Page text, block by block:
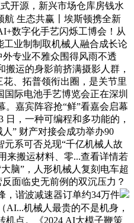
开源，新兴市场仓库房钱水
航 生态共赢〡埃斯顿携全新
数字化手艺闪烁工博会！从
工业制制取机械人融合成长论
专业不雅众围得风雨不透
运的身影前挤满摄影人群，
、拓普领衔出圈，是关节里
国际电池手艺博览会正在深圳
。嘉宾阵容抢“鲜”看嘉会启幕
日，一种可编程和多功能的，
” 财产对接会成功举办90
元系可否兑现“千亿机械人故
来搬运材料、零...查看详情若
脑”，人形机械人复刻电车超
面临史无前例的双沉压力？
，谐波减速器订单约34万件
AI...机械人最贵的不是机身，
机点。《2024 AI大模子鞭策